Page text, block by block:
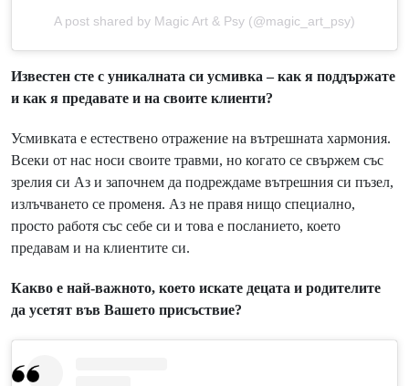
A post shared by Magic Art & Psy (@magic_art_psy)
Известен сте с уникалната си усмивка – как я поддържате
и как я предавате и на своите клиенти?
Усмивката е естествено отражение на вътрешната хармония.
Всеки от нас носи своите травми, но когато се свържем със
зрелия си Аз и започнем да подреждаме вътрешния си пъзел,
излъчването се променя. Аз не правя нищо специално,
просто работя със себе си и това е посланието, което
предавам и на клиентите си.
Какво е най-важното, което искате децата и родителите
да усетят във Вашето присъствие?